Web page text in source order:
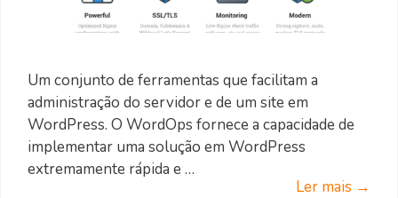
Um conjunto de ferramentas que facilitam a
administração do servidor e de um site em
WordPress. O WordOps fornece a capacidade de
implementar uma solução em WordPress
extremamente rápida e …
Ler mais →